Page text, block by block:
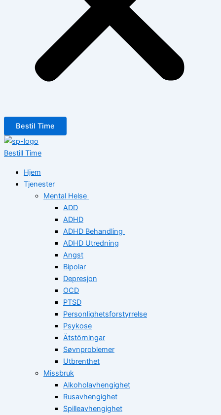
Bestil Time
Bestill Time
Hjem
Tjenester
Mental Helse
ADD
ADHD
ADHD Behandling
ADHD Utredning
Angst
Bipolar
Depresjon
OCD
PTSD
Personlighetsforstyrrelse
Psykose
Ätstörningar
Søvnproblemer
Utbrenthet
Missbruk
Alkoholavhengighet
Rusavhengighet
Spilleavhengighet